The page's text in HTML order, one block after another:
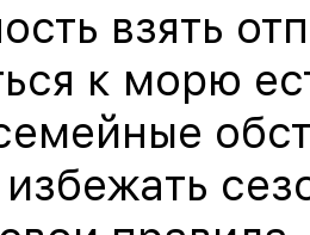
взять
к морю